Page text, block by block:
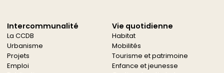
Intercommunalité
La CCDB
Urbanisme
Projets
Emploi
Vie quotidienne
Habitat
Mobilités
Tourisme et patrimoine
Enfance et jeunesse